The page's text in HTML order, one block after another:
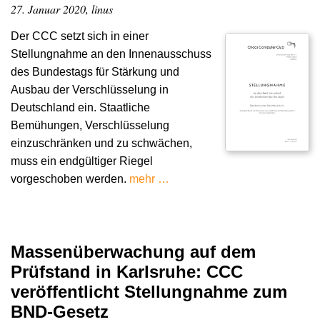
27. Januar 2020, linus
Der CCC setzt sich in einer
Stellungnahme an den Innenausschuss
des Bundestags für Stärkung und
Ausbau der Verschlüsselung in
Deutschland ein. Staatliche
Bemühungen, Verschlüsselung
einzuschränken und zu schwächen,
muss ein endgültiger Riegel
vorgeschoben werden. mehr …
Massenüberwachung auf dem
Prüfstand in Karlsruhe: CCC
veröffentlicht Stellungnahme zum
BND-Gesetz